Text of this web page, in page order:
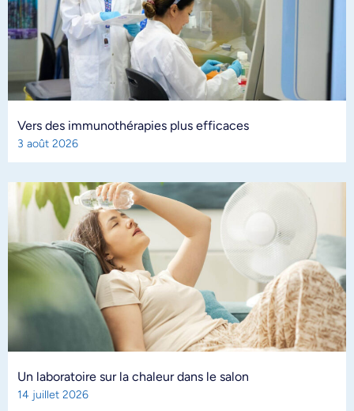
Vers des immunothérapies plus efficaces
3 août 2026
Un laboratoire sur la chaleur dans le salon
14 juillet 2026